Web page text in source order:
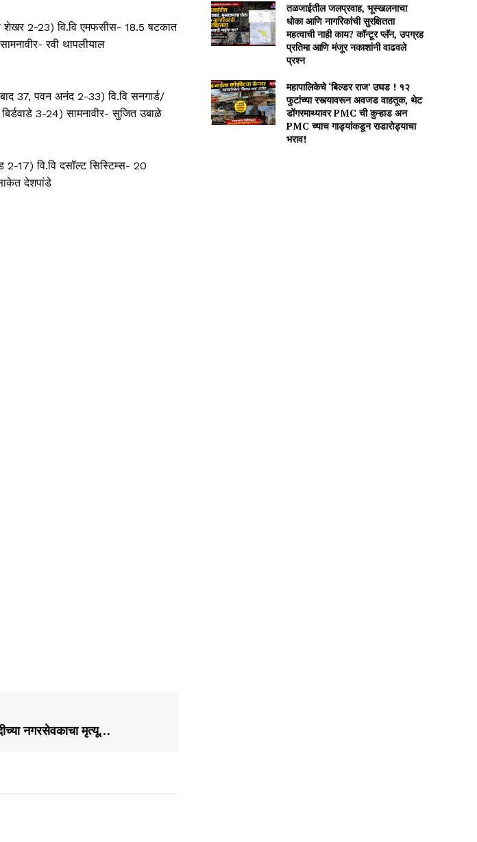
शेखर 2-23) वि.वि एमफसीस- 18.5 षटकात
रवी थापलीयाल
37, पवन अनंद 2-33) वि.वि सनगार्ड/
3-24) सामनावीर- सुजित उबाळे
17) वि.वि दसॉल्ट सिस्टिम्स- 20
देशपांडे
नगरसेवकाचा मृत्यू…
तळजाईतील जलप्रवाह, भूस्खलनाचा
धोका आणि नागरिकांची सुरक्षितता
महत्वाची नाही काय? कॉन्टूर प्लॅन, उपग्रह
प्रतिमा आणि मंजूर नकाशांनी वाढवले
प्रश्न
महापालिकेचे ‘बिल्डर राज’ उघड ! १२
फुटांच्या रस्त्यावरून अवजड वाहतूक, थेट
डोंगरमाथ्यावर PMC ची कुऱ्हाड अन
PMC च्याच गाड्यांकडून राडारोड्याचा
भराव!